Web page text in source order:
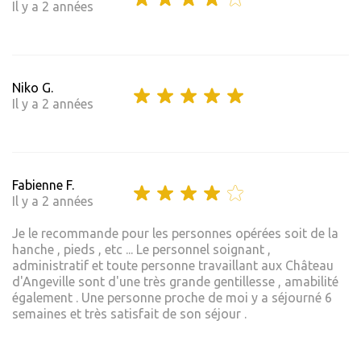
Il y a 2 années
Niko G.
Il y a 2 années
Fabienne F.
Il y a 2 années
Je le recommande pour les personnes opérées soit de la
hanche , pieds , etc ... Le personnel soignant ,
administratif et toute personne travaillant aux Château
d'Angeville sont d'une très grande gentillesse , amabilité
également . Une personne proche de moi y a séjourné 6
semaines et très satisfait de son séjour .